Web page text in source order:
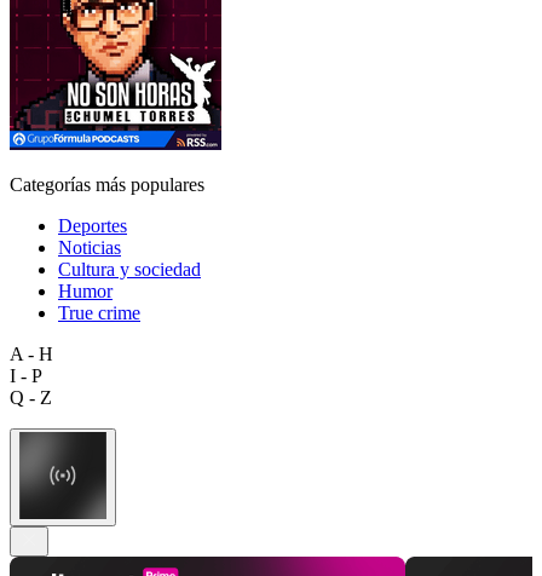
Categorías más populares
Deportes
Noticias
Cultura y sociedad
Humor
True crime
A - H
I - P
Q - Z